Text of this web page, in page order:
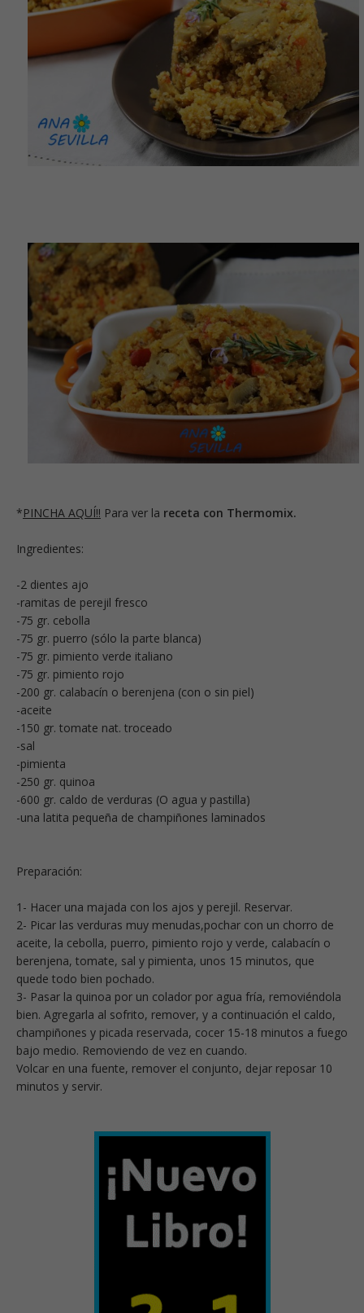
*PINCHA AQUÍ!! Para ver la receta con Thermomix.
Ingredientes:
-2 dientes ajo
-ramitas de perejil fresco
-75 gr. cebolla
-75 gr. puerro (sólo la parte blanca)
-75 gr. pimiento verde italiano
-75 gr. pimiento rojo
-200 gr. calabacín o berenjena (con o sin piel)
-aceite
-150 gr. tomate nat. troceado
-sal
-pimienta
-250 gr. quinoa
-600 gr. caldo de verduras (O agua y pastilla)
-una latita pequeña de champiñones laminados
Preparación:
1- Hacer una majada con los ajos y perejil. Reservar.
2- Picar las verduras muy menudas,pochar con un chorro de
aceite, la cebolla, puerro, pimiento rojo y verde, calabacín o
berenjena, tomate, sal y pimienta, unos 15 minutos, que
quede todo bien pochado.
3- Pasar la quinoa por un colador por agua fría, removiéndola
bien. Agregarla al sofrito, remover, y a continuación el caldo,
champiñones y picada reservada, cocer 15-18 minutos a fuego
bajo medio. Removiendo de vez en cuando.
Volcar en una fuente, remover el conjunto, dejar reposar 10
minutos y servir.